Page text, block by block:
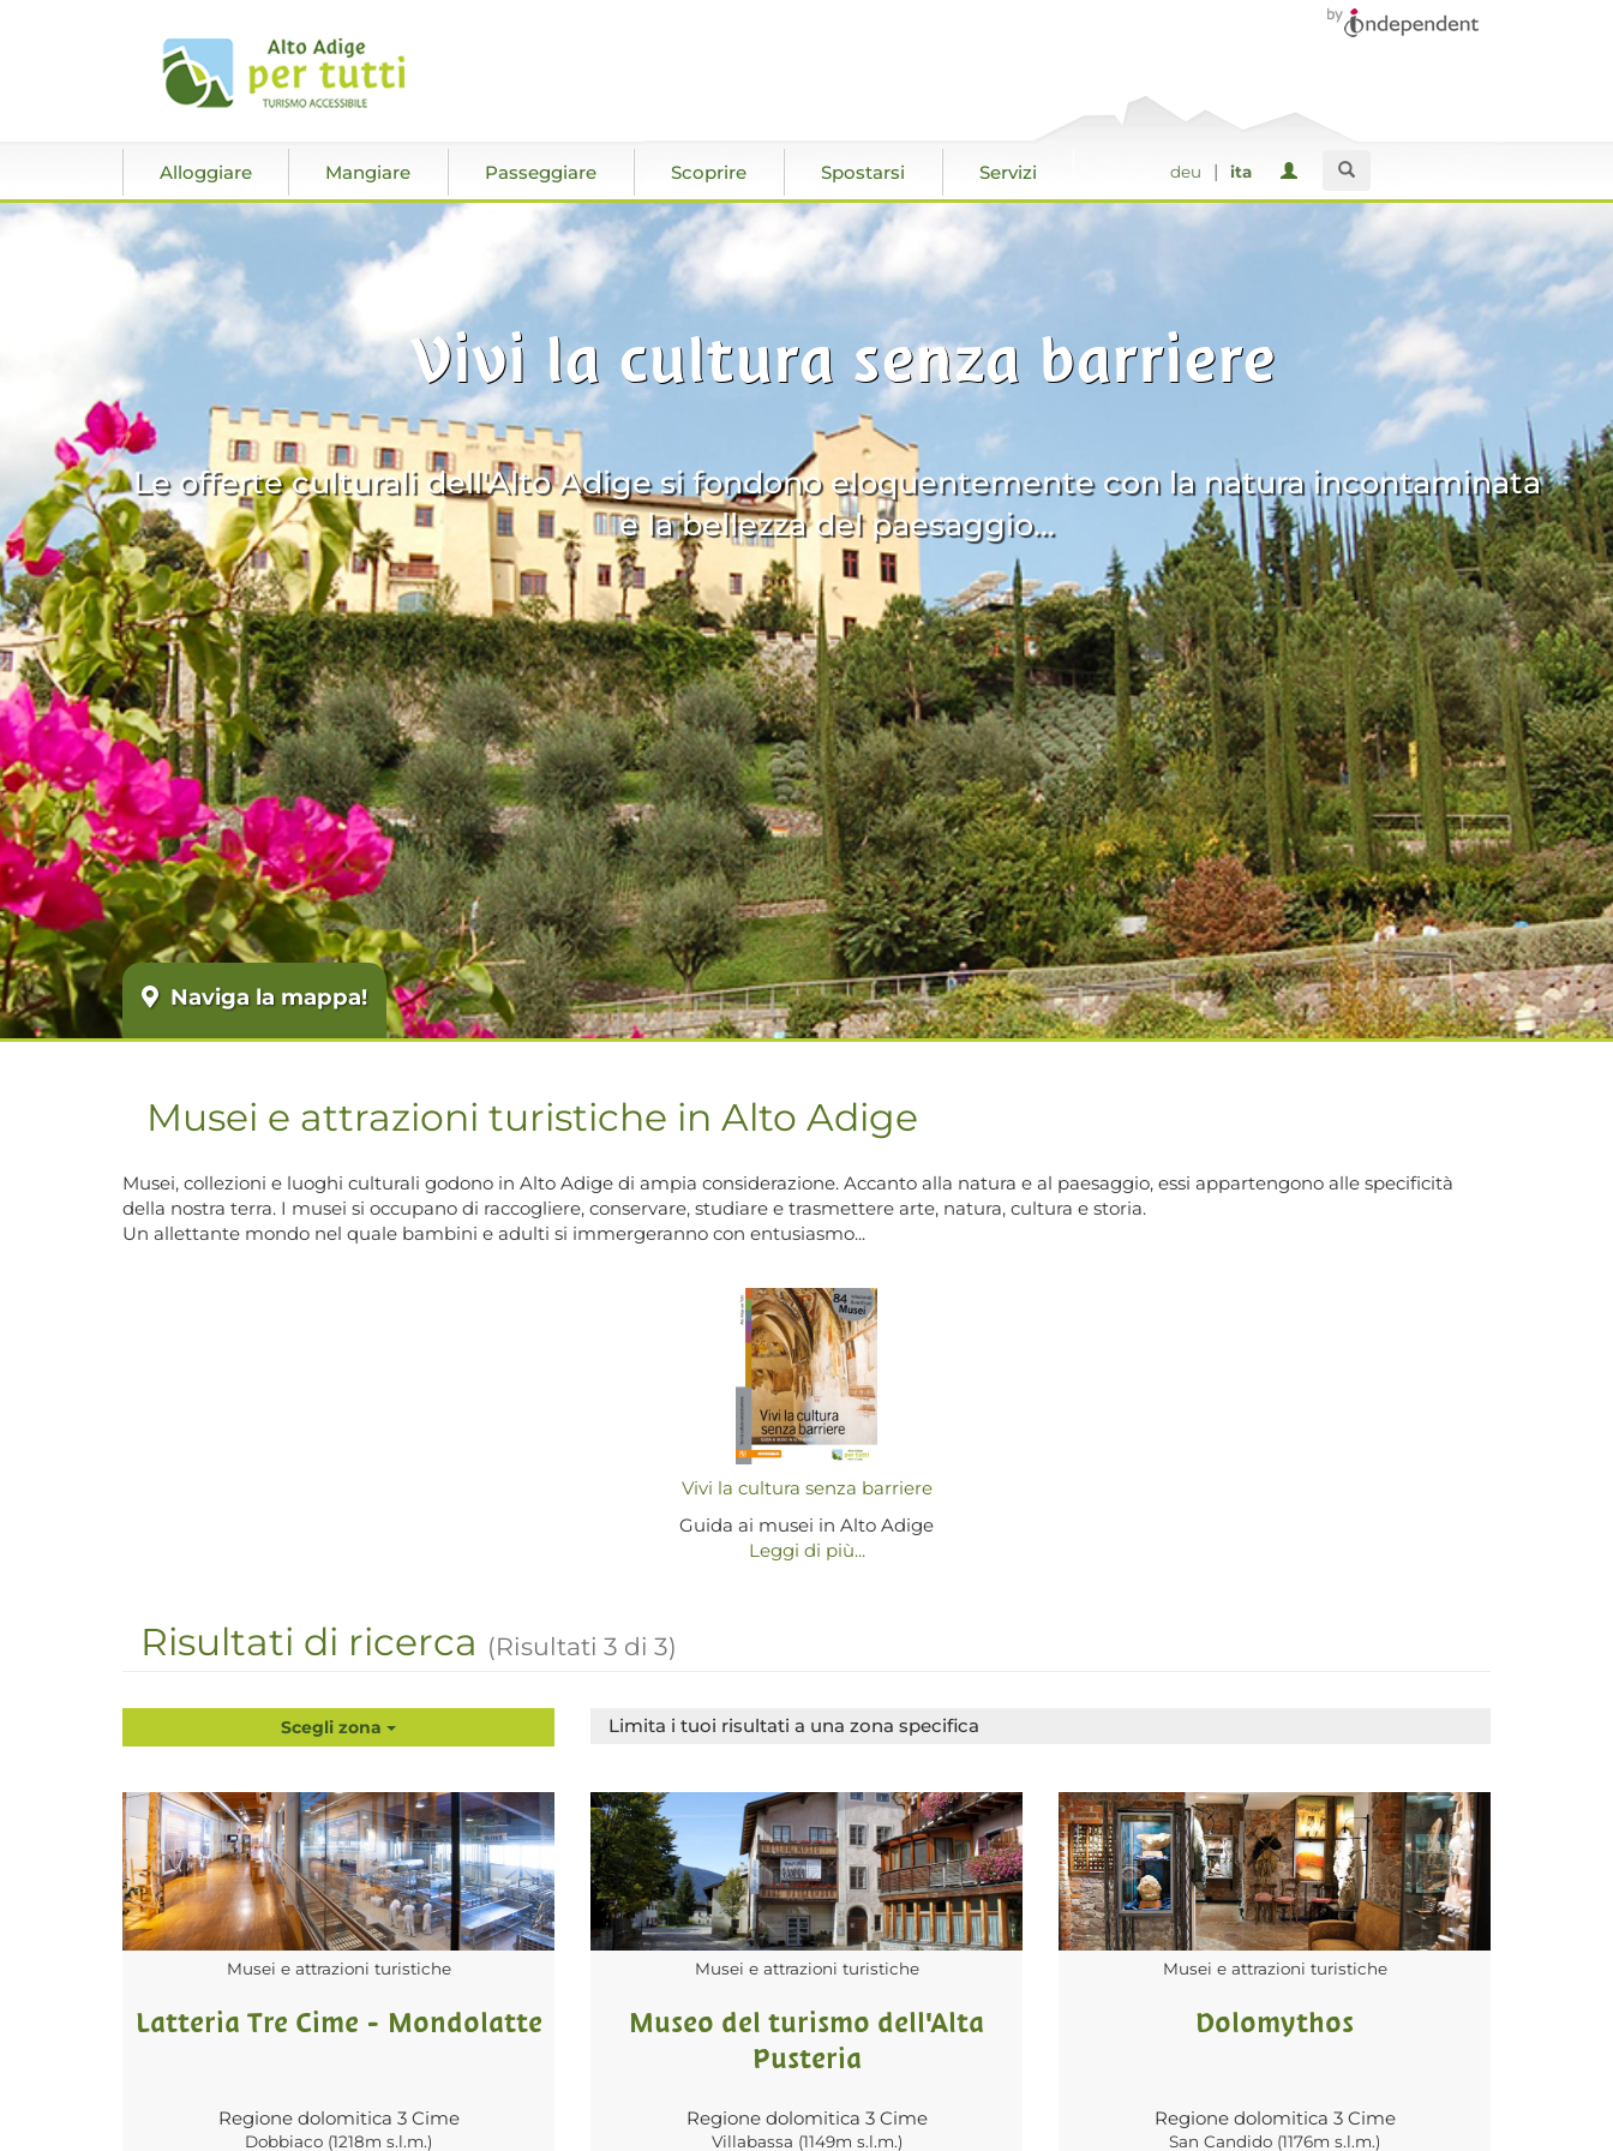
Alloggiare Mangiare Passeggiare Scoprire Spostarsi Servizi deu | ita
Vivi la cultura senza barriere
Le offerte culturali dell'Alto Adige si fondono eloquentemente con la natura incontaminata
e la bellezza del paesaggio...
Naviga la mappa!
Musei e attrazioni turistiche in Alto Adige
Musei, collezioni e luoghi culturali godono in Alto Adige di ampia considerazione. Accanto alla natura e al paesaggio, essi appartengono alle specificità
della nostra terra. I musei si occupano di raccogliere, conservare, studiare e trasmettere arte, natura, cultura e storia.
Un allettante mondo nel quale bambini e adulti si immergeranno con entusiasmo...
Vivi la cultura senza barriere
Guida ai musei in Alto Adige
Leggi di più...
Risultati di ricerca (Risultati 3 di 3)
Scegli zona Limita i tuoi risultati a una zona specifica
Musei e attrazioni turistiche
Latteria Tre Cime - Mondolatte
Regione dolomitica 3 Cime
Dobbiaco (1218m s.l.m.)
Musei e attrazioni turistiche
Museo del turismo dell'Alta
Pusteria
Regione dolomitica 3 Cime
Villabassa (1149m s.l.m.)
Musei e attrazioni turistiche
Dolomythos
Regione dolomitica 3 Cime
San Candido (1176m s.l.m.)